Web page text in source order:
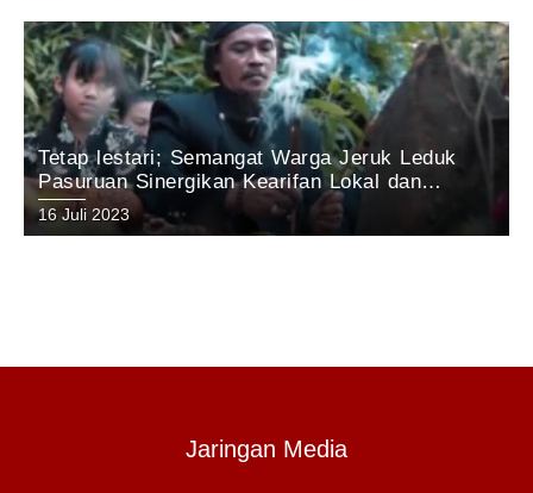
Tetap lestari; Semangat Warga Jeruk Leduk
Pasuruan Sinergikan Kearifan Lokal dan
Pelestarian Alam di Kawasan Gunung Arjuno
16 Juli 2023
Jaringan Media